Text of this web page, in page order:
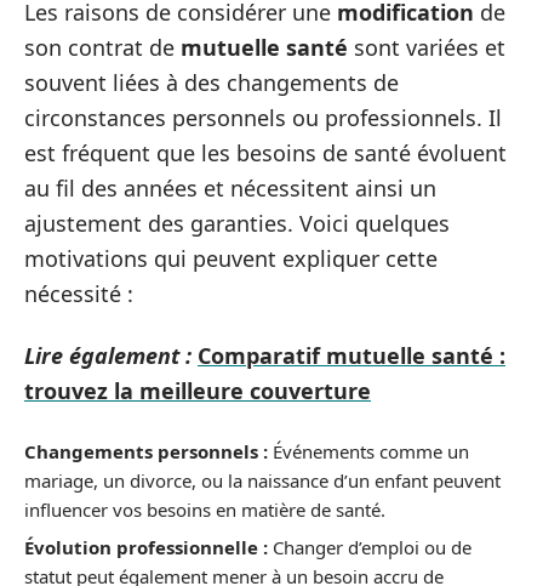
Les raisons de considérer une modification de
son contrat de mutuelle santé sont variées et
souvent liées à des changements de
circonstances personnels ou professionnels. Il
est fréquent que les besoins de santé évoluent
au fil des années et nécessitent ainsi un
ajustement des garanties. Voici quelques
motivations qui peuvent expliquer cette
nécessité :
Lire également : Comparatif mutuelle santé :
trouvez la meilleure couverture
Changements personnels : Événements comme un
mariage, un divorce, ou la naissance d’un enfant peuvent
influencer vos besoins en matière de santé.
Évolution professionnelle : Changer d’emploi ou de
statut peut également mener à un besoin accru de